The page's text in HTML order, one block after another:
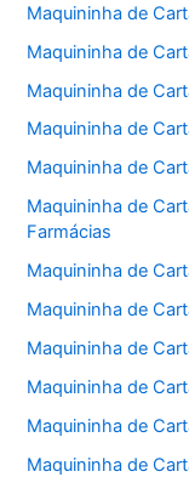
Maquininha de
Maquininha de
Maquininha de
Maquininha de
Maquininha de
Maquininha de
Farmácias
Maquininha de
Maquininha de
Maquininha de
Maquininha de
Maquininha de
Maquininha de